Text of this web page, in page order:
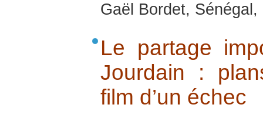
Gaël Bordet,
Le partage
Jourdain :
film d’un échec